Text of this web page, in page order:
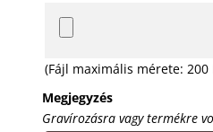
(Fájl maximális mérete: 200
Megjegyzés
Gravírozásra vagy termékre